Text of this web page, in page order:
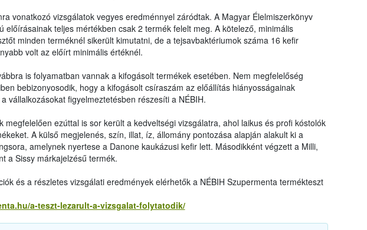
vonatkozó vizsgálatok vegyes eredménnyel záródtak. A Magyar Élelmiszerkönyv
előírásainak teljes mértékben csak 2 termék felelt meg. A kötelező, minimális
minden terméknél sikerült kimutatni, de a tejsavbaktériumok száma 16 kefir
volt az előírt minimális értéknél.
is folyamatban vannak a kifogásolt termékek esetében. Nem megfelelőség
bebizonyosodik, hogy a kifogásolt csíraszám az előállítás hiányosságainak
vállalkozásokat figyelmeztetésben részesíti a NÉBIH.
megfelelően ezúttal is sor került a kedveltségi vizsgálatra, ahol laikus és profi kóstolók
A külső megjelenés, szín, illat, íz, állomány pontozása alapján alakult ki a
amelynek nyertese a Danone kaukázusi kefir lett. Másodikként végzett a Milli,
a Sissy márkajelzésű termék.
és a részletes vizsgálati eredmények elérhetők a NÉBIH Szupermenta termékteszt
a-teszt-lezarult-a-vizsgalat-folytatodik/